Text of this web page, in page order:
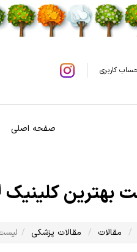
کاربری
صفحه اصلی
بهترین کلینیک
مقالات مقالات پزشکی